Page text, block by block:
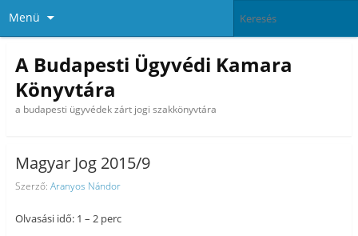
Menü
A Budapesti Ügyvédi Kamara
Könyvtára
a budapesti ügyvédek zárt jogi szakkönyvtára
Magyar Jog 2015/9
Szerző: Aranyos Nándor
Olvasási idő: 1 – 2 perc